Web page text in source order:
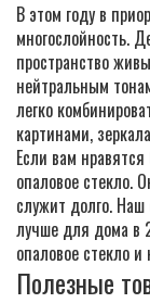
В этом году в
многослойность.
пространство
нейтральным
легко
картинами,
Если вам
опаловое стекло.
служит долго.
лучше для дома в
опаловое стекло
Полезные